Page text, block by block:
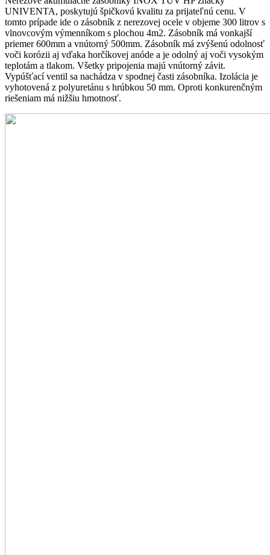
UNIVENTA, poskytujú špičkovú kvalitu za prijateľnú cenu. V
tomto prípade ide o zásobník z nerezovej ocele v objeme 300 litrov s
vlnovcovým výmenníkom s plochou 4m2. Zásobník má vonkajší
priemer 600mm a vnútorný 500mm. Zásobník má zvýšenú odolnosť
voči korózii aj vďaka horčíkovej anóde a je odolný aj voči vysokým
teplotám a tlakom. Všetky pripojenia majú vnútorný závit.
Vypúšťací ventil sa nachádza v spodnej časti zásobníka. Izolácia je
vyhotovená z polyuretánu s hrúbkou 50 mm. Oproti konkurenčným
riešeniam má nižšiu hmotnosť.